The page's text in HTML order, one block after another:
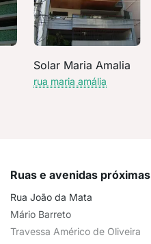
Solar Maria Amalia
rua maria amália
Ruas e avenidas próximas
Rua João da Mata
Mário Barreto
Travessa Américo de Oliveira